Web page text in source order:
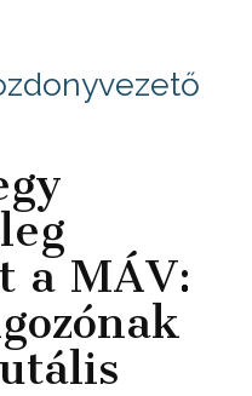
a MÁV: